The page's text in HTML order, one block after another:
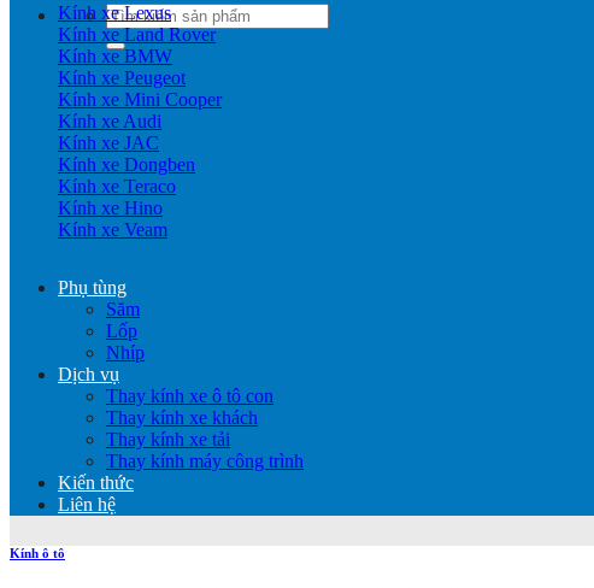
Tìm
kiếm:
Kính xe Lexus
Kính xe Land Rover
Kính xe BMW
Kính xe Peugeot
Kính xe Mini Cooper
Kính xe Audi
Kính xe JAC
Kính xe Dongben
Kính xe Teraco
Kính xe Hino
Kính xe Veam
Phụ tùng
Săm
Lốp
Nhíp
Dịch vụ
Thay kính xe ô tô con
Thay kính xe khách
Thay kính xe tải
Thay kính máy công trình
Kiến thức
Liên hệ
Kính ô tô